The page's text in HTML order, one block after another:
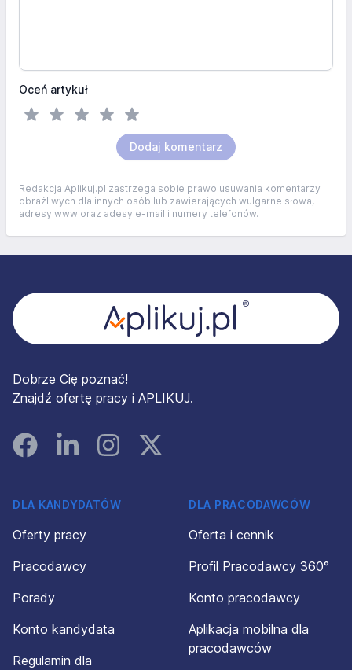
Oceń artykuł
Dodaj komentarz
Redakcja Aplikuj.pl zastrzega sobie prawo usuwania komentarzy
obraźliwych dla innych osób lub zawierających wulgarne słowa,
adresy www oraz adesy e-mail i numery telefonów.
Dobrze Cię poznać!
Znajdź ofertę pracy i APLIKUJ.
FacebookLinked InInstagramInstagram
DLA KANDYDATÓW
Oferty pracy
Pracodawcy
Porady
Konto kandydata
Regulamin dla
DLA PRACODAWCÓW
Oferta i cennik
Profil Pracodawcy 360°
Konto pracodawcy
Aplikacja mobilna dla
pracodawców